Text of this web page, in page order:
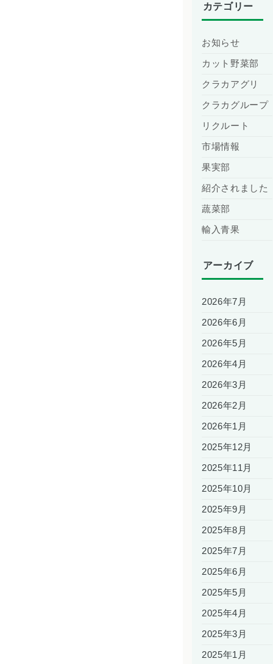
カテゴリー
お知らせ
カット野菜部
クラカアグリ
クラカグループ
リクルート
市場情報
果実部
紹介されました
蔬菜部
輸入青果
アーカイブ
2026年7月
2026年6月
2026年5月
2026年4月
2026年3月
2026年2月
2026年1月
2025年12月
2025年11月
2025年10月
2025年9月
2025年8月
2025年7月
2025年6月
2025年5月
2025年4月
2025年3月
2025年1月